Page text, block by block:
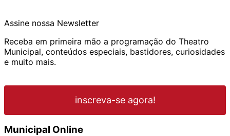
Assine nossa Newsletter
Receba em primeira mão a programação do Theatro
Municipal, conteúdos especiais, bastidores, curiosidades
e muito mais.
inscreva-se agora!
Municipal Online